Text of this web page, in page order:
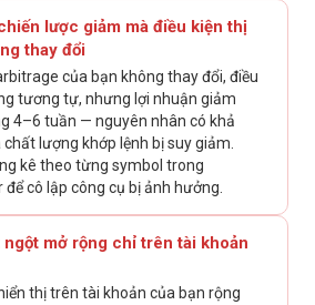
lược giảm mà điều kiện thị
thay đổi
của bạn không thay đổi, điều
tương tự, nhưng lợi nhuận giảm
4–6 tuần — nguyên nhân có khả
lượng khớp lệnh bị suy giảm.
kê theo từng symbol trong
cô lập công cụ bị ảnh hưởng.
ngột mở rộng chỉ trên tài khoản
thị trên tài khoản của bạn rộng